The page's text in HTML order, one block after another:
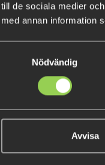
till de sociala medier
med annan information
Nödvändig
Avvisa
PÅ